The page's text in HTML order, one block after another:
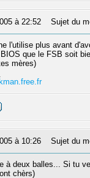
à 22:52 Sujet du
l'utilise plus avant
que le FSB soit
mères)
à 10:26 Sujet du
à deux balles... Si tu
chèrs)